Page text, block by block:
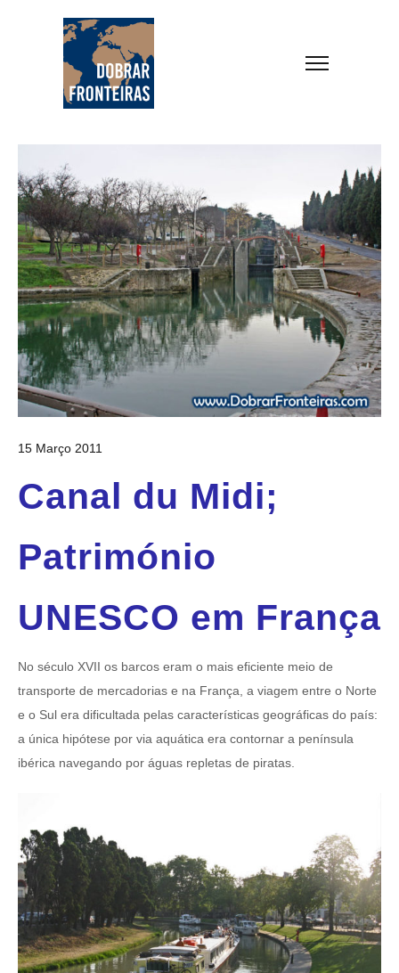
15 Março 2011
Canal du Midi;
Património
UNESCO em França
No século XVII os barcos eram o mais eficiente meio de
transporte de mercadorias e na França, a viagem entre o Norte
e o Sul era dificultada pelas características geográficas do país:
a única hipótese por via aquática era contornar a península
ibérica navegando por águas repletas de piratas.